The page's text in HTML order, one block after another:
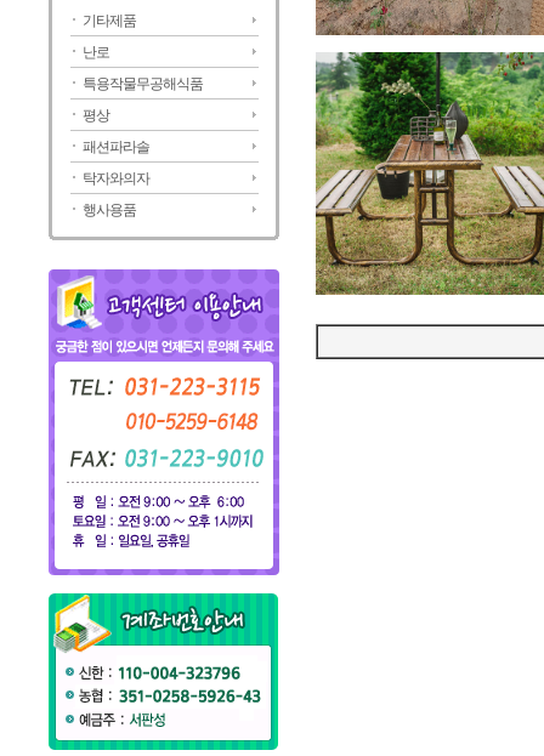
기타제품
난로
특용작물무공해식품
평상
패션파라솔
탁자와의자
행사용품